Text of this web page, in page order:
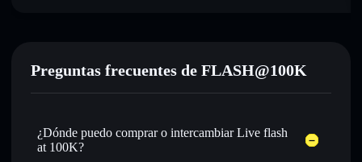
Preguntas frecuentes de FLASH@100K
¿Dónde puedo comprar o intercambiar Live flash
at 100K?